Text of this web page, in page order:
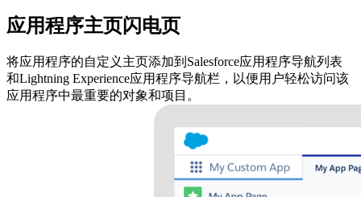
应用程序主页闪电页
将应用程序的自定义主页添加到Salesforce应用程序导航列表
和Lightning Experience应用程序导航栏，以便用户轻松访问该
应用程序中最重要的对象和项目。